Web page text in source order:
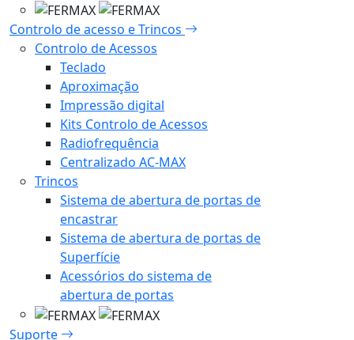
Controlo de acesso e Trincos
Controlo de Acessos
Teclado
Aproximação
Impressão digital
Kits Controlo de Acessos
Radiofrequência
Centralizado AC-MAX
Trincos
Sistema de abertura de portas de
encastrar
Sistema de abertura de portas de
Superfície
Acessórios do sistema de
abertura de portas
Suporte